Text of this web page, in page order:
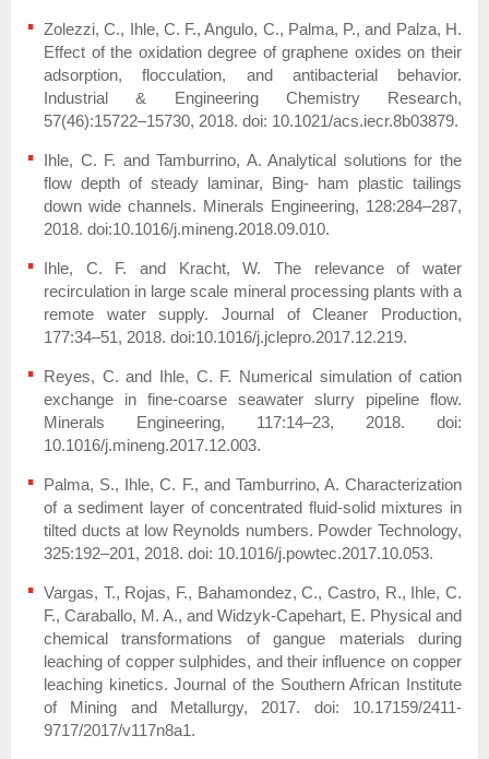
Zolezzi, C., Ihle, C. F., Angulo, C., Palma, P., and Palza, H.
Effect of the oxidation degree of graphene oxides on their
adsorption, flocculation, and antibacterial behavior.
Industrial & Engineering Chemistry Research,
57(46):15722–15730, 2018. doi: 10.1021/acs.iecr.8b03879.
Ihle, C. F. and Tamburrino, A. Analytical solutions for the
flow depth of steady laminar, Bing- ham plastic tailings
down wide channels. Minerals Engineering, 128:284–287,
2018. doi:10.1016/j.mineng.2018.09.010.
Ihle, C. F. and Kracht, W. The relevance of water
recirculation in large scale mineral processing plants with a
remote water supply. Journal of Cleaner Production,
177:34–51, 2018. doi:10.1016/j.jclepro.2017.12.219.
Reyes, C. and Ihle, C. F. Numerical simulation of cation
exchange in fine-coarse seawater slurry pipeline flow.
Minerals Engineering, 117:14–23, 2018. doi:
10.1016/j.mineng.2017.12.003.
Palma, S., Ihle, C. F., and Tamburrino, A. Characterization
of a sediment layer of concentrated fluid-solid mixtures in
tilted ducts at low Reynolds numbers. Powder Technology,
325:192–201, 2018. doi: 10.1016/j.powtec.2017.10.053.
Vargas, T., Rojas, F., Bahamondez, C., Castro, R., Ihle, C.
F., Caraballo, M. A., and Widzyk-Capehart, E. Physical and
chemical transformations of gangue materials during
leaching of copper sulphides, and their influence on copper
leaching kinetics. Journal of the Southern African Institute
of Mining and Metallurgy, 2017. doi: 10.17159/2411-
9717/2017/v117n8a1.